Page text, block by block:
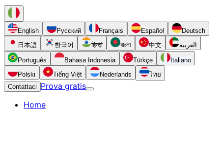
English Русский Français Español
Deutsch
日本語
한국어 हिन्दी বাংলা 中文 العربية
Português Bahasa Indonesia Türkçe
Italiano
Polski
Tiếng Việt Nederlands
ไทย
Contattaci
Prova gratis
Home